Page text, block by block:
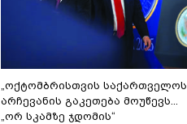
„ოქტომბრისთვის საქართველოს
არჩევანის გაკეთება მოუწევს...
„ორ სკამზე ჯდომის“